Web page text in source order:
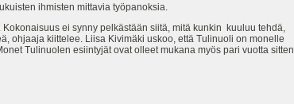
ihmisten mittavia työpanoksia.
ei synny pelkästään siitä, mitä kunkin kuuluu tehdä,
ohjaaja kiittelee. Liisa Kivimäki uskoo, että Tulinuoli on monelle
Tulinuolen esiintyjät ovat olleet mukana myös pari vuotta sitten